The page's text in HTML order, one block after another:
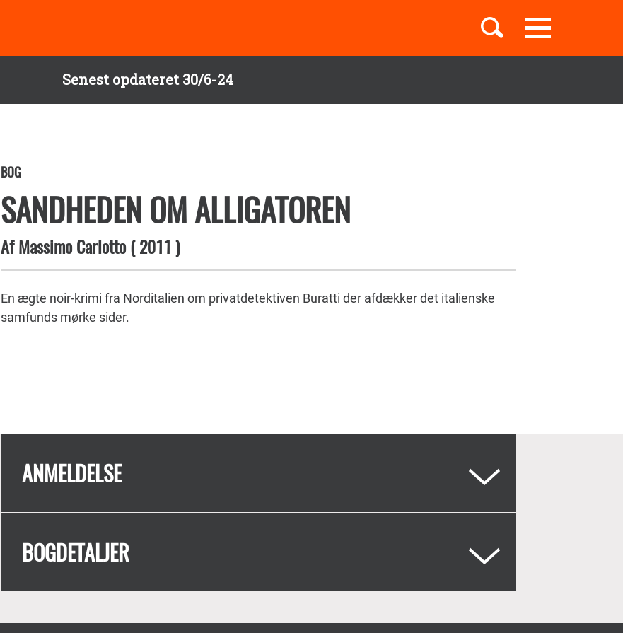
Senest opdateret 30/6-24
Toggle
navigation
Børnebøger
Temaer
BOG
SANDHEDEN OM ALLIGATOREN
AfMassimo Carlotto(2011 )
En ægte noir-krimi fra Norditalien om privatdetektiven Buratti der afdækker det italienske
samfunds mørke sider.
ANMELDELSE
BOGDETALJER